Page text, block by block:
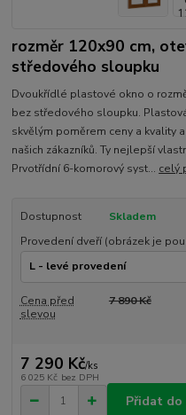
rozměr 120x90 cm,
středového sloupku
Dvoukřídlé plastové okno o
bez středového sloupku.
skvělým poměrem ceny a kvality
našich zákazníků. Ty nejlepší
Prvotřídní 6-komorový syst... celý
Dostupnost
Skladem
Provedení dveří (obrázek je
Cena před
slevou
7 890 Kč
7 290 Kč/ks
6 025 Kč bez DPH
Přidat do